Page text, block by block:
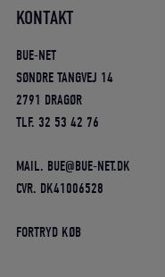
KONTAKT
BUE-NET
SØNDRE TANGVEJ 14
2791 DRAGØR
TLF. 32 53 42 76
MAIL. BUE@BUE-NET.DK
CVR. DK41006528
FORTRYD KØB